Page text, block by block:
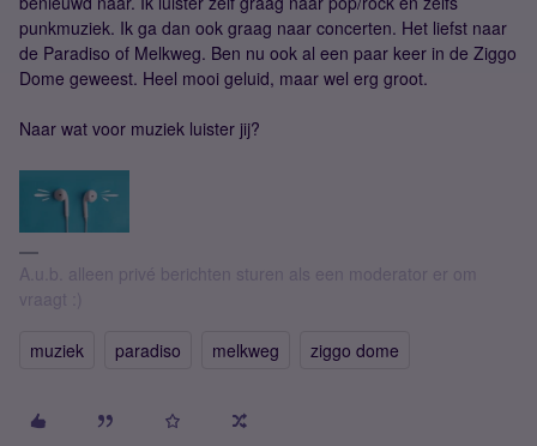
punkmuziek. Ik ga dan ook graag naar concerten. Het liefst naar
de Paradiso of Melkweg. Ben nu ook al een paar keer in de Ziggo
Dome geweest. Heel mooi geluid, maar wel erg groot.
Naar wat voor muziek luister jij?
A.u.b. alleen privé berichten sturen als een moderator er om
vraagt :)
muziek paradiso melkweg ziggo dome